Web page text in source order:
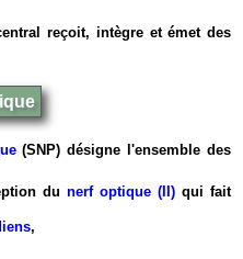
reçoit, intègre et émet des
(SNP) désigne l'ensemble des
du nerf optique (II) qui fait
,